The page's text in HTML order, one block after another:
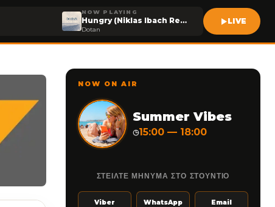
NOW PLAYING
Hungry (Niklas Ibach Remix)
Dotan
LIVE
NOW ON AIR
Summer Vibes
◷15:00 — 18:00
ΣΤΕΙΛΤΕ ΜΗΝΥΜΑ ΣΤΟ ΣΤΟΥΝΤΙΟ
Viber WhatsApp Email